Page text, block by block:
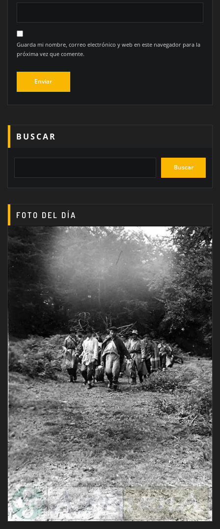
Guarda mi nombre, correo electrónico y web en este navegador para la
próxima vez que comente.
BUSCAR
Buscar
FOTO DEL DÍA